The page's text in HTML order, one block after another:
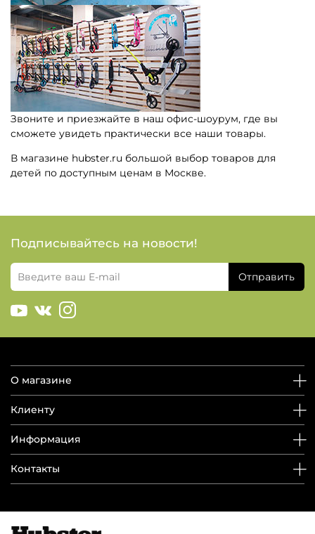
Звоните и приезжайте в наш офис-шоурум, где вы
сможете увидеть практически все наши товары.
В магазине hubster.ru большой выбор товаров для
детей по доступным ценам в Москве.
Подписывайтесь на новости!
Отправить
О магазине
Клиенту
Информация
Контакты